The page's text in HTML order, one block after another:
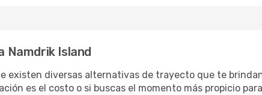
Namdrik Island
existen diversas alternativas de trayecto que te
es el costo o si buscas el momento más propicio